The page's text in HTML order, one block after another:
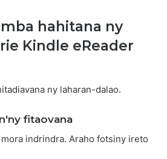
hahitana ny
Kindle eReader
ny laharan-dalao.
fitaovana
indrindra. Araho fotsiny ireto